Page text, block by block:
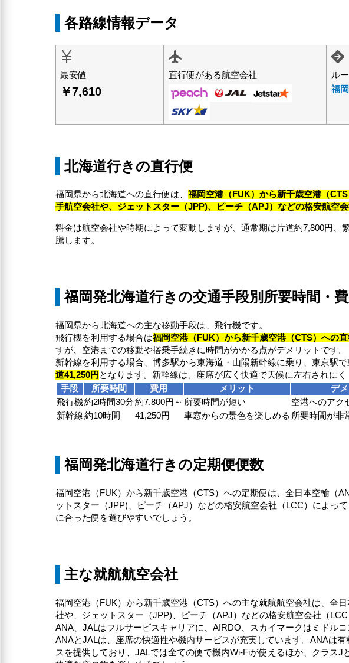
各路線情報データ
最安値
￥7,610
直行便がある航空会社
ル
福
北海道行きの直行便
福岡県から北海道への直行便は、 福岡空港（FUK）から新千歳空港（
手航空会社や、ジェットスター（JPP)、ピーチ（APJ）などの格安航空
料金は航空会社や時期によって変動しますが、通常期は片道約7,800円
騰します。
福岡発北海道行きの交通手段別所要時間・
福岡県から北海道への主な移動手段は、飛行機です。
飛行機を利用する場合は福岡空港（FUK）から新千歳空港（CTS）への
すが、空港までの移動や搭乗手続きに時間がかかる点がデメリットです。
新幹線を利用する場合、博多駅から東海道・山陽新幹線に乗り、東京駅
道41,250円 となります。新幹線は、座席が広く快適で天候に左右されに
手段
所要時間 費用 メリット
デ
飛行機約2時間30分約7,800円～ 所要時間が短い
空港へのアク
新幹線約10時間 41,250円 車窓からの景色を楽しめる 所要時間が非
福岡発北海道行きの定期便便数
福岡空港（FUK）から新千歳空港（CTS）への定期便は、全日本空輸（
ットスター（JPP)、ピーチ（APJ）などの格安航空会社（LCC）によって
に合った便を選びやすいでしょう。
主な就航航空会社
福岡空港（FUK）から新千歳空港（CTS）への主な就航航空会社は、全
社や、ジェットスター（JPP)、ピーチ（APJ）などの格安航空会社（LCC
ANA、JALはフルサービスキャリアに、AIRDO、スカイマークはミドル
ANAとJALは、座席の快適性や機内サービスが充実しています。ANAは
スを提供しており、JALでは全ての便で機内Wi-Fiが使えるほか、クラス